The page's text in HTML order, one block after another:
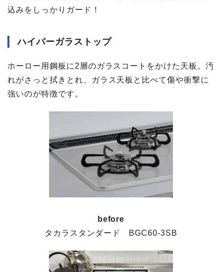
込みをしっかりガード！
ハイパーガラストップ
ホーロー用鋼板に2層のガラスコートをかけた天板。汚
れがさっと拭きとれ、ガラス天板と比べて傷や衝撃に
強いのが特徴です。
before
タカラスタンダード BGC60-3SB